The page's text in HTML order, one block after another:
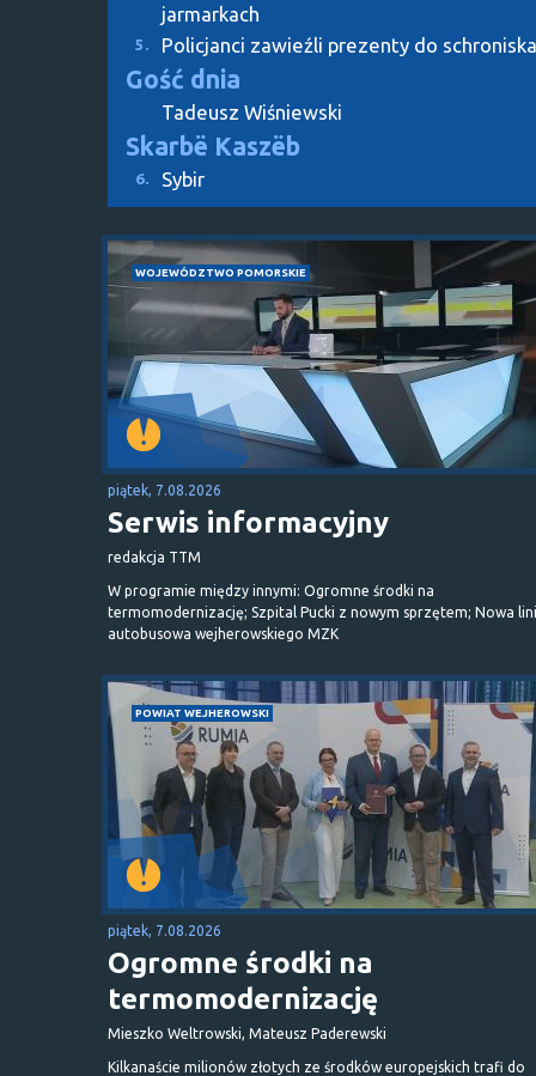
jarmarkach
5. Policjanci zawieźli prezenty do schroniska
Gość dnia
Tadeusz Wiśniewski
Skarbë Kaszëb
6. Sybir
WOJEWÓDZTWO POMORSKIE
piątek, 7.08.2026
Serwis informacyjny
redakcja TTM
W programie między innymi: Ogromne środki na
termomodernizację; Szpital Pucki z nowym sprzętem; Nowa
autobusowa wejherowskiego MZK
POWIAT WEJHEROWSKI
piątek, 7.08.2026
Ogromne środki na
termomodernizację
Mieszko Weltrowski, Mateusz Paderewski
Kilkanaście milionów złotych ze środków europejskich trafi do